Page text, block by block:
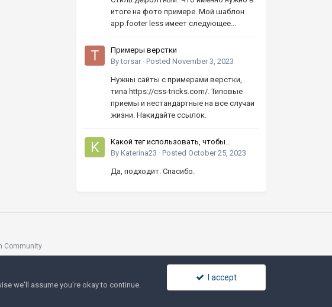
итоге на фото примере. Мой шаблон
app.footer less имеет следующее...
Примеры верстки
Bytorsar · Posted November 3, 2023
Нужны сайты с примерами верстки,
типа https://css-tricks.com/. Типовые
приемы и нестандартные на все случаи
жизни. Накидайте ссылок.
Какой тег использовать, чтобы
увеличивать число кнопками вверх-
By Katerina23 · Posted October 25, 2023
Да, подходит. Спасибо.
Community
we'll assume you're okay to continue.
I accept